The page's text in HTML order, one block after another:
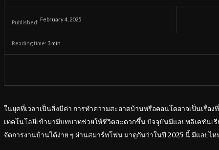
Published: February 4, 2025
Reading time: 3 min.
ในยุคที่เวลาเป็นสิ่งมีค่า การทำความสะอาดบ้านหรือคอนโดอาจเป็นเรื่อ
เทคโนโลยีเข้ามามีบทบาทช่วยให้ชีวิตสะดวกขึ้น ปัจจุบันมีแอปพลิเคชัน
จัดการงานบ้านได้ง่าย ๆ ผ่านสมาร์ทโฟน มาดูกันว่าในปี 2025 นี้ มีแอปไ